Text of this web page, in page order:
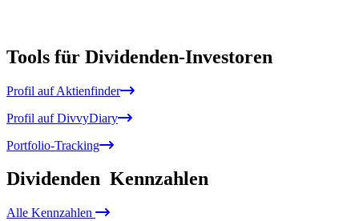
Tools für Dividenden-Investoren
Profil auf Aktienfinder
Profil auf DivvyDiary
Portfolio-Tracking
Dividenden Kennzahlen
Alle Kennzahlen